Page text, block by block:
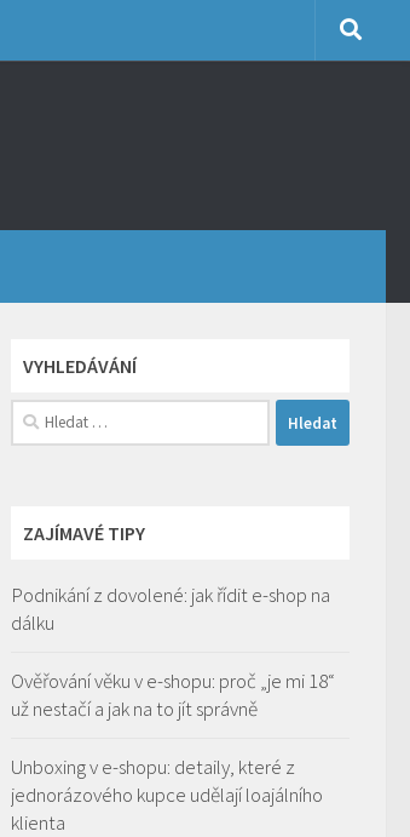
VYHLEDÁVÁNÍ
Vyhledávání
ZAJÍMAVÉ TIPY
Podnikání z dovolené: jak řídit e-shop na
dálku
Ověřování věku v e-shopu: proč „je mi 18“
už nestačí a jak na to jít správně
Unboxing v e-shopu: detaily, které z
jednorázového kupce udělají loajálního
klienta